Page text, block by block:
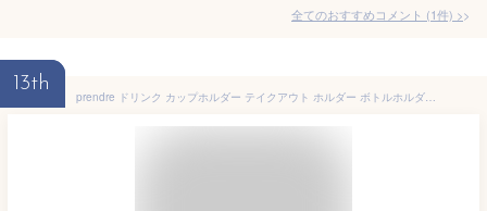
全てのおすすめコメント (1件) >
13th
prendre ドリンク カップホルダー テイクアウト ホルダー ボトルホルダー ボトルカバー ストラップ付き ドリンクホルダー 持ち帰り （Aタイプ） PR-CUPHOLDER-A